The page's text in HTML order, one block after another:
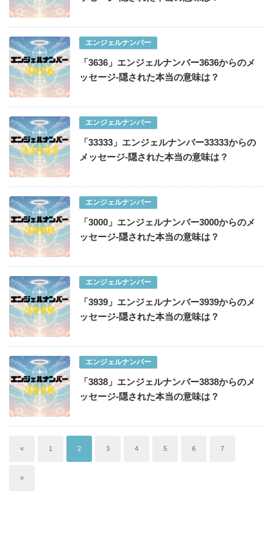
エンジェルナンバー
「3636」エンジェルナンバー3636からのメ
ッセージ-隠された本当の意味は？
エンジェルナンバー
「33333」エンジェルナンバー33333からの
メッセージ-隠された本当の意味は？
エンジェルナンバー
「3000」エンジェルナンバー3000からのメ
ッセージ-隠された本当の意味は？
エンジェルナンバー
「3939」エンジェルナンバー3939からのメ
ッセージ-隠された本当の意味は？
エンジェルナンバー
「3838」エンジェルナンバー3838からのメ
ッセージ-隠された本当の意味は？
« 1 2 3 4 5 6 7
»